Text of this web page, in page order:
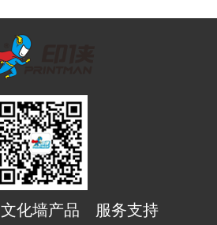
文化墙产品 服务支持